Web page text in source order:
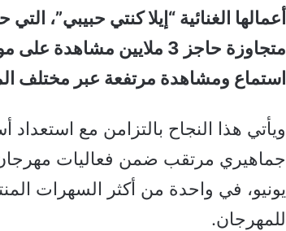
أعمالها الغنائية “إيلا كنتي حبيبي”،
متجاوزة حاجز 3 ملايين
استماع ومشاهدة مرتفعة عبر مختلف
ويأتي هذا النجاح بالتزامن مع
يونيو، في واحدة من أكثر السهرات
للمهرجان.